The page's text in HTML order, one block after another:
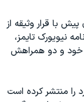
با قرار وثيقه از
نيويورک تايمز،
خود و دو همراهش
را منتشر کرده است